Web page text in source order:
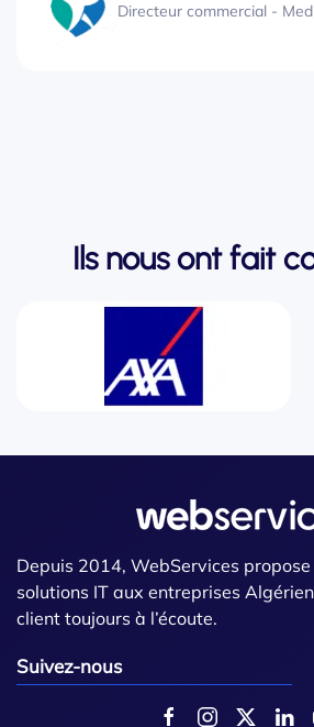
Directeur commercial -
Ils nous ont fait
Depuis 2014, WebServices
solutions IT aux entreprises
client toujours à l’écoute.
Suivez-nous